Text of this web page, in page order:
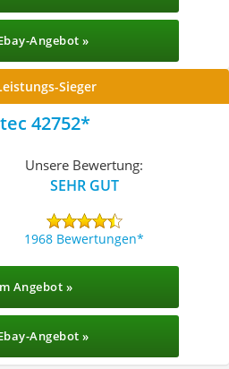
Angebot »
Sieger
42752
Unsere Bewertung:
SEHR GUT
1968 Bewertungen
Angebot »
Angebot »